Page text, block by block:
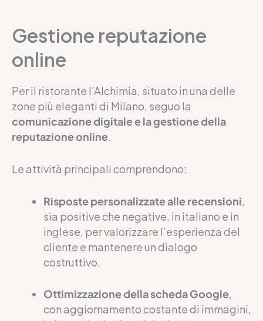
Gestione reputazione
online
Per il ristorante l’Alchimia, situato in una delle
zone più eleganti di Milano, seguo la
comunicazione digitale e la gestione della
reputazione online.
Le attività principali comprendono:
Risposte personalizzate alle recensioni
sia positive che negative, in italiano e in
inglese, per valorizzare l’esperienza del
cliente e mantenere un dialogo
costruttivo.
Ottimizzazione della scheda Google,
con aggiornamento costante di immagini,